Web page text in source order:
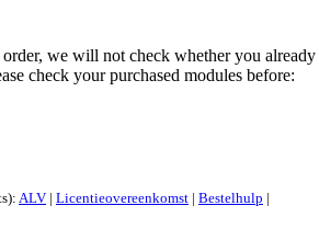
we will not check whether you already
check your purchased modules before:
ALV | Licentieovereenkomst | Bestelhulp |